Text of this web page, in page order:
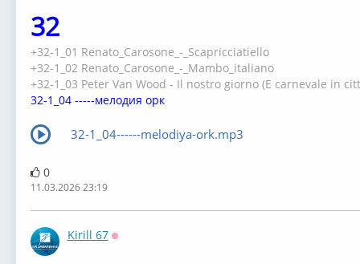
32
+32-1_01 Renato_Carosone_-_Scapricciatiello
+32-1_02 Renato_Carosone_-_Mambo_italiano
+32-1_03 Peter Van Wood - Il nostro giorno (E carnevale in
32-1_04 -----мелодия орк
32-1_04------melodiya-ork.mp3
0
11.03.2026 23:19
Kirill 67